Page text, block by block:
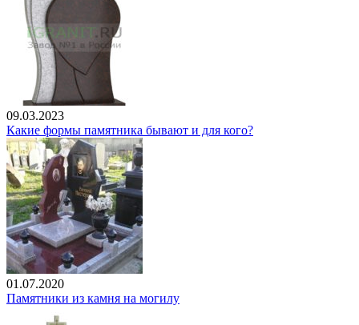
09.03.2023
Какие формы памятника бывают и для кого?
01.07.2020
Памятники из камня на могилу